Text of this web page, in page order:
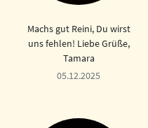
Machs gut Reini, Du wirst
uns fehlen! Liebe Grüße,
Tamara
05.12.2025